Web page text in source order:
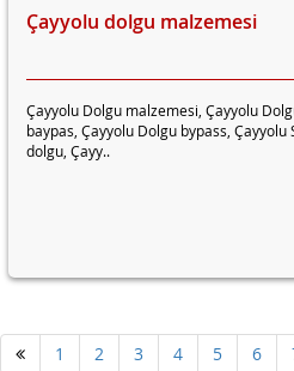
Çayyolu dolgu malzemesi
Çayyolu Dolgu malzemesi, Çayyolu
baypas, Çayyolu Dolgu bypass, Çayyolu
dolgu, Çayy..
1 2 3 4 5 6